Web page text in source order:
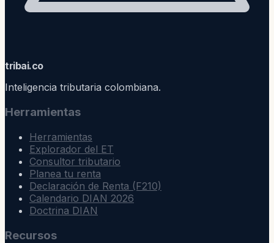
tribai.co
Inteligencia tributaria colombiana.
Herramientas
Herramientas
Explorador del ET
Consultor tributario
Planea tu renta
Declaración de Renta (F210)
Calendario DIAN 2026
Doctrina DIAN
Recursos